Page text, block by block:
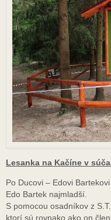
Lesanka na Kačíne v
Po Ducovi – Edovi
Edo Bartek najmladší.
S pomocou osadníkov z
ktorí sú rovnako ako on